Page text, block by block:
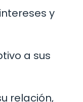
y
a sus
relación,